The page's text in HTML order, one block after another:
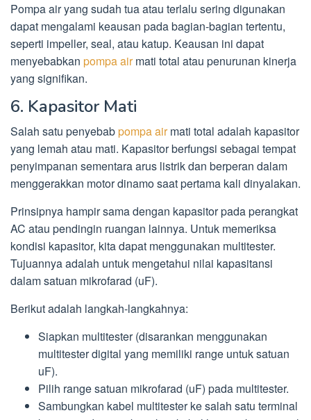
Pompa air yang sudah tua atau terlalu sering digunakan
dapat mengalami keausan pada bagian-bagian tertentu,
seperti impeller, seal, atau katup. Keausan ini dapat
menyebabkan pompa airmati total atau penurunan kinerja
yang signifikan.
6. Kapasitor Mati
Salah satu penyebabpompa airmati total adalah kapasitor
yang lemah atau mati. Kapasitor berfungsi sebagai tempat
penyimpanan sementara arus listrik dan berperan dalam
menggerakkan motor dinamo saat pertama kali dinyalakan.
Prinsipnya hampir sama dengan kapasitor pada perangkat
AC atau pendingin ruangan lainnya. Untuk memeriksa
kondisi kapasitor, kita dapat menggunakan multitester.
Tujuannya adalah untuk mengetahui nilai kapasitansi
dalam satuan mikrofarad (uF).
Berikut adalah langkah-langkahnya:
Siapkan multitester (disarankan menggunakan
multitester digital yang memiliki range untuk satuan
uF).
Pilih range satuan mikrofarad (uF) pada multitester.
Sambungkan kabel multitester ke salah satu terminal